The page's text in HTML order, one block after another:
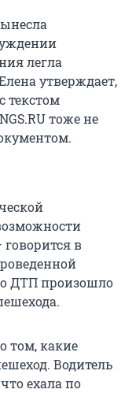
легла
утверждает,
текстом
тоже не
в
ДТП произошло
том, какие
Водитель
ехала по